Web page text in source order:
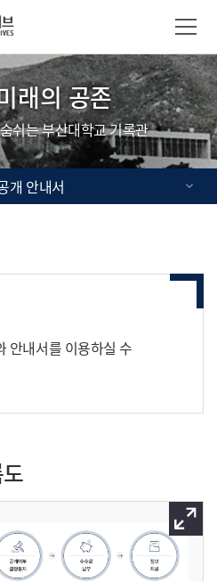
래의 공존
쉬는 부산대학교 기록관
개 안내서
안내서를 이용하실 수
이미